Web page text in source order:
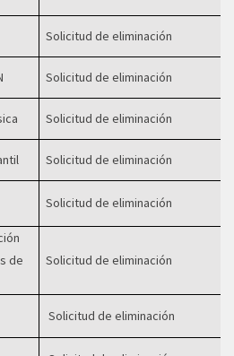
Solicitud de eliminación
Solicitud de eliminación
Solicitud de eliminación
Solicitud de eliminación
Solicitud de eliminación
de
Solicitud de eliminación
Solicitud de eliminación